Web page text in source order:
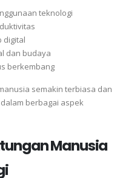
teknologi
digital
dan budaya
berkembang
semakin terbiasa dan
berbagai aspek
Manusia